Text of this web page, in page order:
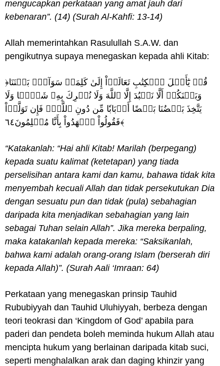
mengucapkan perkataan yang amat jauh dari
kebenaran”. (14) (Surah Al-Kahfi: 13-14)
Allah memerintahkan Rasulullah S.A.W. dan
pengikutnya supaya menegaskan kepada ahli Kitab:
﴿قُلۡ يَٰٓأَهۡلَ ٱلۡكِتَٰبِ تَعَالَوۡاْ إِلَىٰ كَلِمَةٖ سَوَآءِۢ بَيۡنَنَا
وَبَيۡنَكُمۡ أَلَّا نَعۡبُدَ إِلَّا ٱللَّهَ وَلَا نُشۡرِكَ بِهِۦ شَيۡ‍ٔٗا وَلَا
يَتَّخِذَ بَعۡضُنَا بَعۡضًا أَرۡبَابٗا مِّن دُونِ ٱللَّهِۚ فَإِن تَوَلَّوۡاْ
فَقُولُواْ ٱشۡهَدُواْ بِأَنَّا مُسۡلِمُونَ٦٤﴾
“Katakanlah: “Hai ahli Kitab! Marilah (berpegang)
kepada suatu kalimat (ketetapan) yang tiada
perselisihan antara kami dan kamu, bahawa tidak kita
menyembah kecuali Allah dan tidak persekutukan Dia
dengan sesuatu pun dan tidak (pula) sebahagian
daripada kita menjadikan sebahagian yang lain
sebagai Tuhan selain Allah”. Jika mereka berpaling,
maka katakanlah kepada mereka: “Saksikanlah,
bahwa kami adalah orang-orang Islam (berserah diri
kepada Allah)”. (Surah Aali ‘Imraan: 64)
Perkataan yang menegaskan prinsip Tauhid
Rububiyyah dan Tauhid Uluhiyyah, berbeza dengan
teori teokrasi dan ‘Kingdom of God’ apabila para
paderi dan pendeta boleh meminda hukum Allah atau
mencipta hukum yang berlainan daripada kitab suci,
seperti menghalalkan arak dan daging khinzir yang